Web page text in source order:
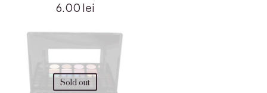
6.00 lei
Sold out